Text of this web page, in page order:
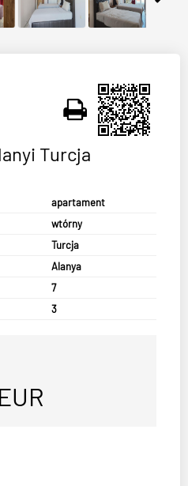
Turcja
apartament
wtórny
Turcja
Alanya
7
3
EUR